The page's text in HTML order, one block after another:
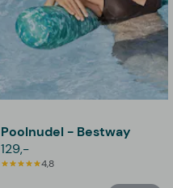
Poolnudel - Bestway
129,-
4,8